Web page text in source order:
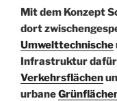
Mit dem Konzept
dort
Umwelttechnische
Infrastruktur dafür
Verkehrsflächen
urbane